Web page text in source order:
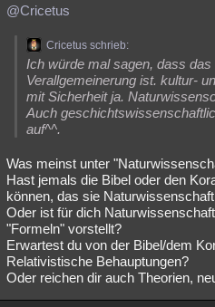
@Cricetus
Cricetus schrieb:
Ich würde mal sagen, dass das
Verallgemeinerung ist. kultur-
mit Sicherheit ja.
Auch
auf^^.
Was meinst unter
Hast jemals die Bibel oder den
können, das sie
Oder ist für dich
"Formeln" vorstellt?
Erwartest du von der Bibel/dem
Relativistische Behauptungen?
Oder reichen dir auch Theorien,